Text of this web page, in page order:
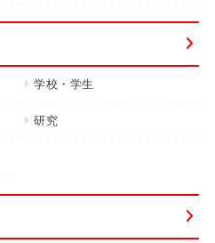
学校・学生
研究